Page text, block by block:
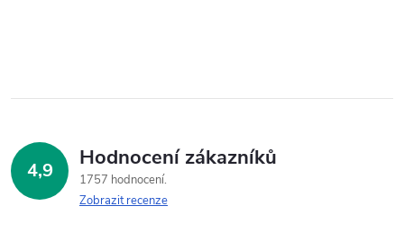
4,9 Hodnocení zákazníků
1757 hodnocení
Zobrazit recenze